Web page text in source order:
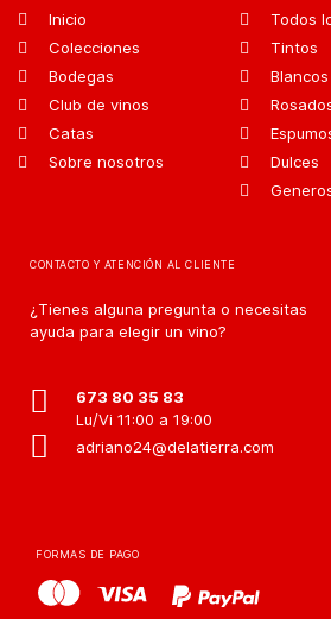
Inicio
Colecciones
Bodegas
Club de vinos
Catas
Sobre nosotros
Todos
Tintos
Blancos
Dulces
CONTACTO Y ATENCIÓN AL CLIENTE
¿Tienes alguna pregunta o necesitas
ayuda para elegir un vino?
673 80 35 83
Lu/Vi 11:00 a 19:00
adriano24@delatierra.com
FORMAS DE PAGO